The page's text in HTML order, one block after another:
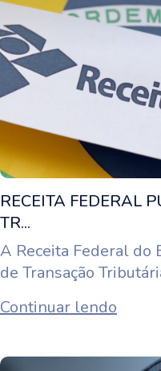
RECEITA FEDERAL
TR...
A Receita Federal do
de Transação
Continuar lendo